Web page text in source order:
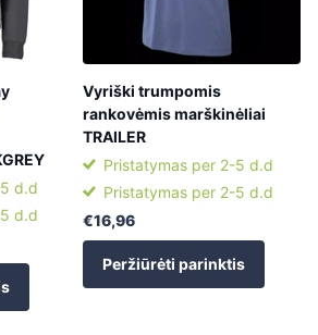
d.d
d.d
Vyriški trumpomis
rankovėmis marškinėliai
TRAILER
Pristatymas per 2-5 d.d
Pristatymas per 2-5 d.d
€16,96
Peržiūrėti parinktis